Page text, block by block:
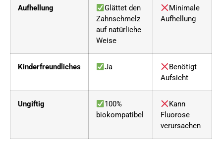
Aufhellung
Glättet den
Zahnschmelz
auf natürliche
Weise
Minimale
Aufhellung
Kinderfreundliches Ja
Benötigt
Aufsicht
Ungiftig
100%
biokompatibel
Kann
Fluorose
verursachen